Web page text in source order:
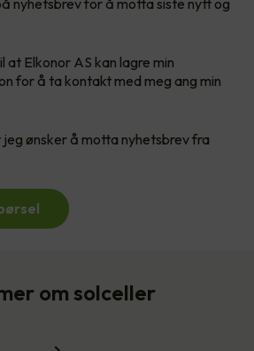
Elkonor AS kan lagre min
for å ta kontakt med meg ang min
ønsker å motta nyhetsbrev fra
om solceller